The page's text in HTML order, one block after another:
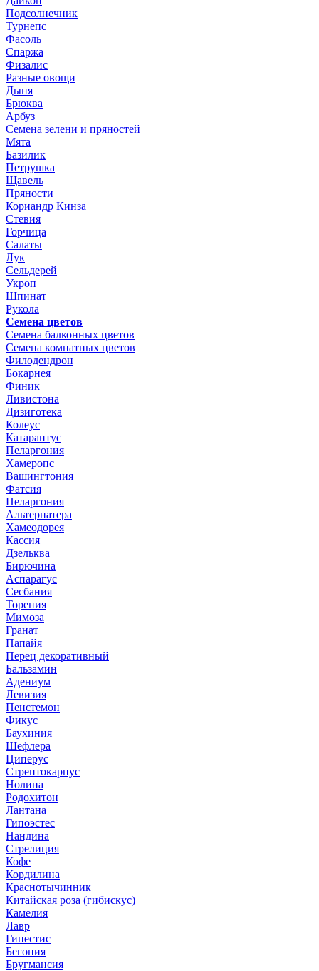
Подсолнечник
Турнепс
Фасоль
Спаржа
Физалис
Разные овощи
Дыня
Брюква
Арбуз
Семена зелени и пряностей
Мята
Базилик
Петрушка
Щавель
Пряности
Кориандр Кинза
Стевия
Горчица
Салаты
Лук
Сельдерей
Укроп
Шпинат
Рукола
Семена цветов
Семена балконных цветов
Семена комнатных цветов
Филодендрон
Бокарнея
Финик
Ливистона
Дизиготека
Колеус
Катарантус
Пеларгония
Хамеропс
Вашингтония
Фатсия
Пеларгония
Альтернатера
Хамеодорея
Кассия
Дзельква
Бирючина
Аспарагус
Сесбания
Торения
Мимоза
Гранат
Папайя
Перец декоративный
Бальзамин
Адениум
Левизия
Пенстемон
Фикус
Баухиния
Шефлера
Циперус
Стрептокарпус
Нолина
Родохитон
Лантана
Гипоэстес
Нандина
Стрелиция
Кофе
Кордилина
Краснотычинник
Китайская роза (гибискус)
Камелия
Лавр
Гипестис
Бегония
Бругмансия